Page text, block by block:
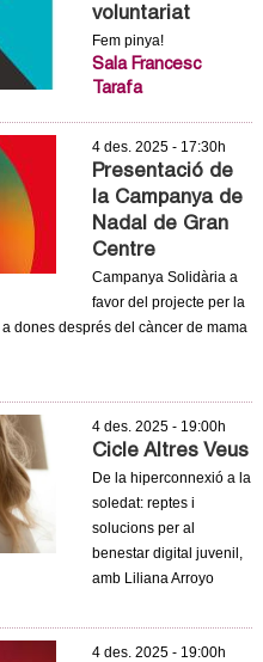
voluntariat
Fem pinya!
Sala Francesc
Tarafa
4 des. 2025 - 17:30h
Presentació de
la Campanya de
Nadal de Gran
Centre
Campanya Solidària a
favor del projecte per la
dones després del càncer de mama
4 des. 2025 - 19:00h
Cicle Altres Veus
De la hiperconnexió a la
soledat: reptes i
solucions per al
benestar digital juvenil,
amb Liliana Arroyo
4 des. 2025 - 19:00h